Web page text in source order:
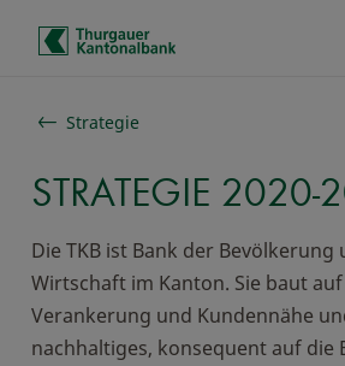
Schnelle Navigation
Strategie
STRATEGIE 2020-
Die TKB ist Bank der Bevölkerung
Wirtschaft im Kanton. Sie baut
Verankerung und Kundennähe
nachhaltiges, konsequent auf die